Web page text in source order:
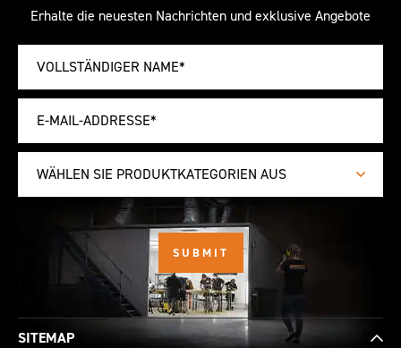
Erhalte die neuesten Nachrichten und exklusive Angebote
WÄHLEN SIE PRODUKTKATEGORIEN AUS
SITEMAP